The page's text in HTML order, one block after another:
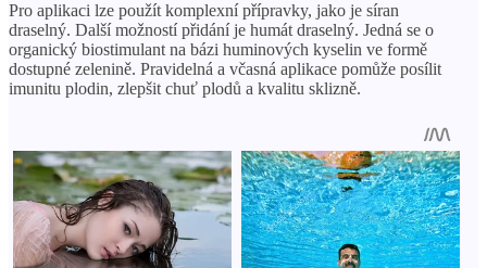
Pro aplikaci lze použít komplexní přípravky, jako je síran
draselný. Další možností přidání je humát draselný. Jedná se o
organický biostimulant na bázi huminových kyselin ve formě
dostupné zelenině. Pravidelná a včasná aplikace pomůže posílit
imunitu plodin, zlepšit chuť plodů a kvalitu sklizně.